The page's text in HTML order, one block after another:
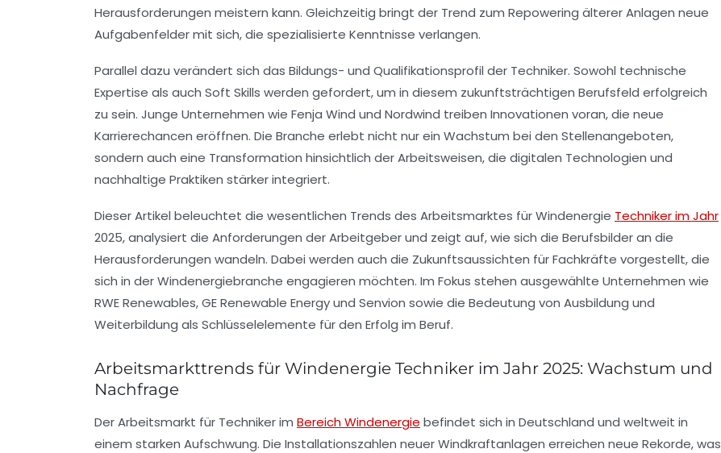
Herausforderungen meistern kann. Gleichzeitig bringt der Trend zum Repowering älterer Anlagen neue
Aufgabenfelder mit sich, die spezialisierte Kenntnisse verlangen.
Parallel dazu verändert sich das Bildungs- und Qualifikationsprofil der Techniker. Sowohl technische
Expertise als auch Soft Skills werden gefordert, um in diesem zukunftsträchtigen Berufsfeld erfolgreich
zu sein. Junge Unternehmen wie Fenja Wind und Nordwind treiben Innovationen voran, die neue
Karrierechancen eröffnen. Die Branche erlebt nicht nur ein Wachstum bei den Stellenangeboten,
sondern auch eine Transformation hinsichtlich der Arbeitsweisen, die digitalen Technologien und
nachhaltige Praktiken stärker integriert.
Dieser Artikel beleuchtet die wesentlichen Trends des Arbeitsmarktes für Windenergie Techniker im Jahr
2025, analysiert die Anforderungen der Arbeitgeber und zeigt auf, wie sich die Berufsbilder an die
Herausforderungen wandeln. Dabei werden auch die Zukunftsaussichten für Fachkräfte vorgestellt, die
sich in der Windenergiebranche engagieren möchten. Im Fokus stehen ausgewählte Unternehmen wie
RWE Renewables,GE Renewable Energyund Senvion sowie die Bedeutung von Ausbildung und
Weiterbildung als Schlüsselelemente für den Erfolg im Beruf.
Arbeitsmarkttrends für Windenergie Techniker im Jahr 2025: Wachstum und
Nachfrage
Der Arbeitsmarkt für Techniker im Bereich Windenergie befindet sich in Deutschland und weltweit in
einem starken Aufschwung. Die Installationszahlen neuer Windkraftanlagen erreichen neue Rekorde, was